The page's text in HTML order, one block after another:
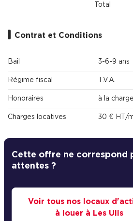
Total
Contrat et Conditions
Bail 3-6-9 ans
Régime fiscal T.V.A.
Honoraires à la
Charges locatives 30 € HT/
Cette offre ne correspond
attentes ?
Voir tous nos locaux
à louer à Les Ulis